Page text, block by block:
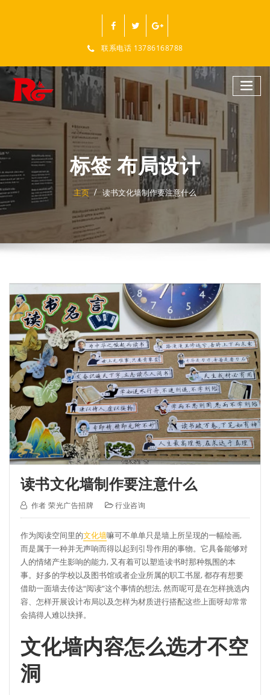
联系电话 13786168788
标签 布局设计
主页 读书文化墙制作要注意什么
读书文化墙制作要注意什么
作者荣光广告招牌 行业咨询
作为阅读空间里的文化墙嘛可不单单只是墙上所呈现的一幅绘画,
而是属于一种并无声响而得以起到引导作用的事物。它具备能够对
人的情绪产生影响的能力, 又有着可以塑造读书时那种氛围的本
事。好多的学校以及图书馆或者企业所属的职工书屋, 都存有想要
借助一面墙去传达“阅读”这个事情的想法, 然而呢可是在怎样挑选内
容、怎样开展设计布局以及怎样为材质进行搭配这些上面呀却常常
会搞得人难以抉择。
文化墙内容怎么选才不空
洞